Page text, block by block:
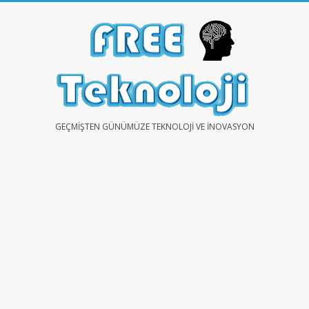
FREEGEÇMIŞTEN GÜNÜMÜZE TEKNOLOJI VE İNOVASYON